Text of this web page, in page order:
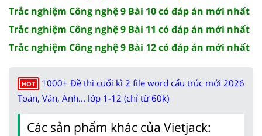
Trắc nghiệm Công nghệ 9 Bài 10 có đáp án mới nhất
Trắc nghiệm Công nghệ 9 Bài 11 có đáp án mới nhất
Trắc nghiệm Công nghệ 9 Bài 12 có đáp án mới nhất
HOT
1000+ Đề thi cuối kì 2 file word cấu trúc mới 2026
Toán, Văn, Anh... lớp 1-12 (chỉ từ 60k)
Các sản phẩm khác của Vietjack: